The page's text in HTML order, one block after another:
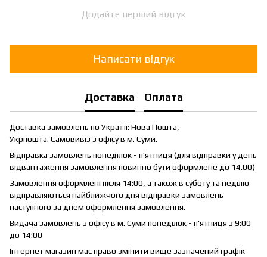
Додайте перший відгук
Написати відгук
Доставка Оплата
Доставка замовлень по Україні: Нова Пошта,
Укрпошта. Самовивіз з офісу в м. Суми.
Відправка замовлень понеділок - п'ятниця (для відправки у день
відвантаження замовлення повинно бути оформлене до 14.00)
Замовлення оформлені після 14:00, а також в суботу та неділю
відправляються найближчого дня відправки замовлень
наступного за днем оформлення замовлення.
Видача замовлень з офісу в м. Суми понеділок - п'ятниця з 9:00
до 14:00
Інтернет магазин має право змінити вище зазначений графік